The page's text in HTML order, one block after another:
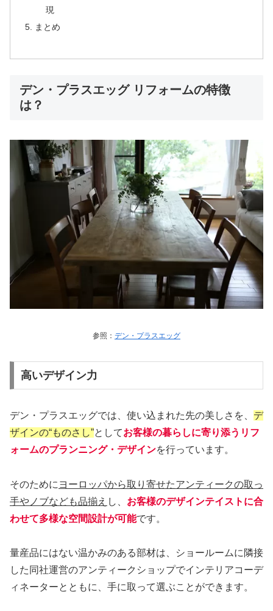
現
まとめ
デン・プラスエッグ リフォームの特徴
は？
参照： デン・プラスエッグ
高いデザイン力
デン・プラスエッグでは、使い込まれた先の美しさを、 デ
ザインの“ものさし”としてお客様の暮らしに寄り添うリフ
ォームのプランニング・デザインを行っています。
そのために ヨーロッパから取り寄せたアンティークの取っ
手やノブなども品揃え し、 お客様のデザインテイストに合
わせて多様な空間設計が可能です。
量産品にはない温かみのある部材は、ショールームに隣接
した同社運営のアンティークショップでインテリアコーデ
ィネーターとともに、手に取って選ぶことができます。